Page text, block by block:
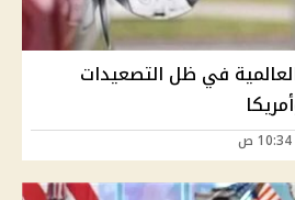
العالمية في ظل التصعيدات